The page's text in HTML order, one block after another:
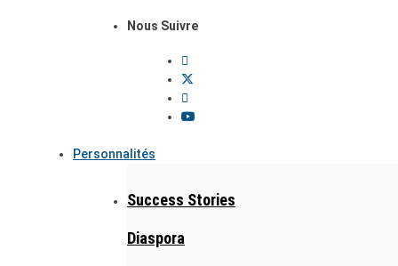
Nous Suivre
Personnalités
Success Stories
Diaspora